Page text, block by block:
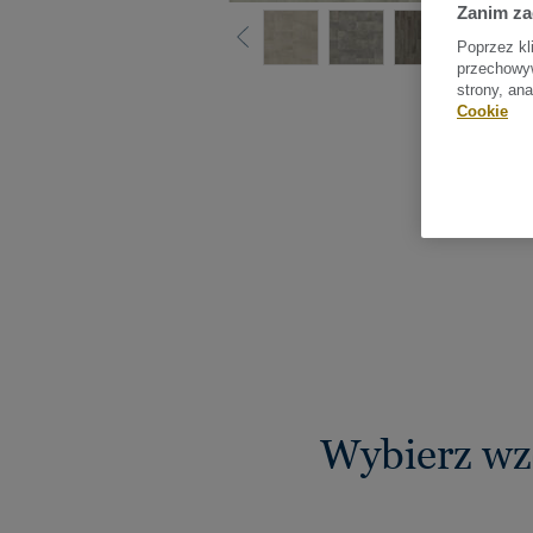
Wybierz
Zanim
Poprzez
strony,
Cookie